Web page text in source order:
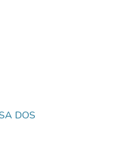
DOS